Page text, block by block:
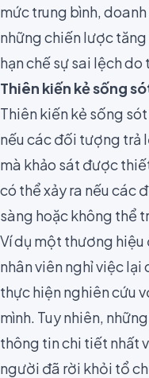
mức trung bình,
những chiến lược
hạn chế sự sai lệch
Thiên kiến kẻ sống
Thiên kiến kẻ sống
nếu các đối tượng trả
mà khảo sát được
có thể xảy ra nếu các
sàng hoặc không thể
Ví dụ một thương
nhân viên nghỉ việc lại
thực hiện nghiên cứu
mình. Tuy nhiên,
thông tin chi tiết nhất
người đã rời khỏi tổ